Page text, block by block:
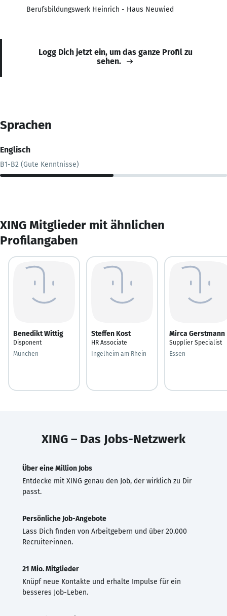
Berufsbildungswerk Heinrich - Haus Neuwied
Logg Dich jetzt ein, um das ganze Profil zu
sehen.
Sprachen
Englisch
B1-B2 (Gute Kenntnisse)
XING Mitglieder mit ähnlichen
Profilangaben
Benedikt Wittig
Disponent
München
Steffen Kost
HR Associate
Ingelheim am Rhein
Mirca Gerstmann
Supplier Specialist
Essen
XING – Das Jobs-Netzwerk
Über eine Million Jobs
Entdecke mit XING genau den Job, der wirklich zu Dir
passt.
Persönliche Job-Angebote
Lass Dich finden von Arbeitgebern und über 20.000
Recruiter·innen.
21 Mio. Mitglieder
Knüpf neue Kontakte und erhalte Impulse für ein
besseres Job-Leben.